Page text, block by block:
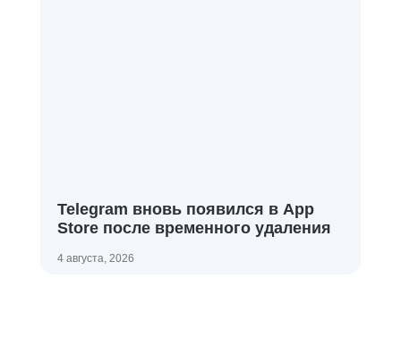
Telegram вновь появился в App
Store после временного удаления
4 августа, 2026